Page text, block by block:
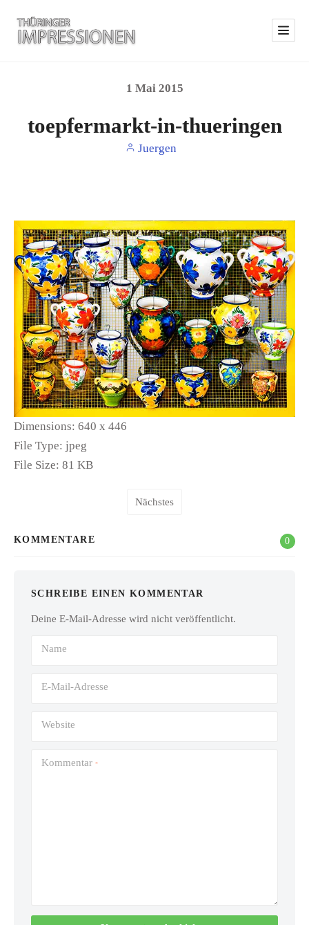
1 Mai 2015
toepfermarkt-in-thueringen
Juergen
Dimensions: 640 x 446
File Type: jpeg
File Size: 81 KB
Nächstes
KOMMENTARE 0
SCHREIBE EINEN KOMMENTAR
Deine E-Mail-Adresse wird nicht veröffentlicht.
Name
E-Mail-Adresse
Website
Kommentar *